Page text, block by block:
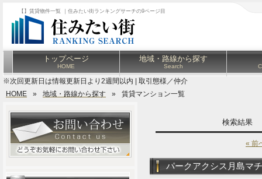
【】賃貸物件一覧 ｜住みたい街ランキングサーチの9ページ目
トップページ
HOME
地域・路線から探す
Search
※次回更新日は情報更新日より2週間以内 | 取引態様／仲介
HOME
» 地域・路線から探す » 賃貸マンション一覧
検索結
« 前
パークアクシス月島マ